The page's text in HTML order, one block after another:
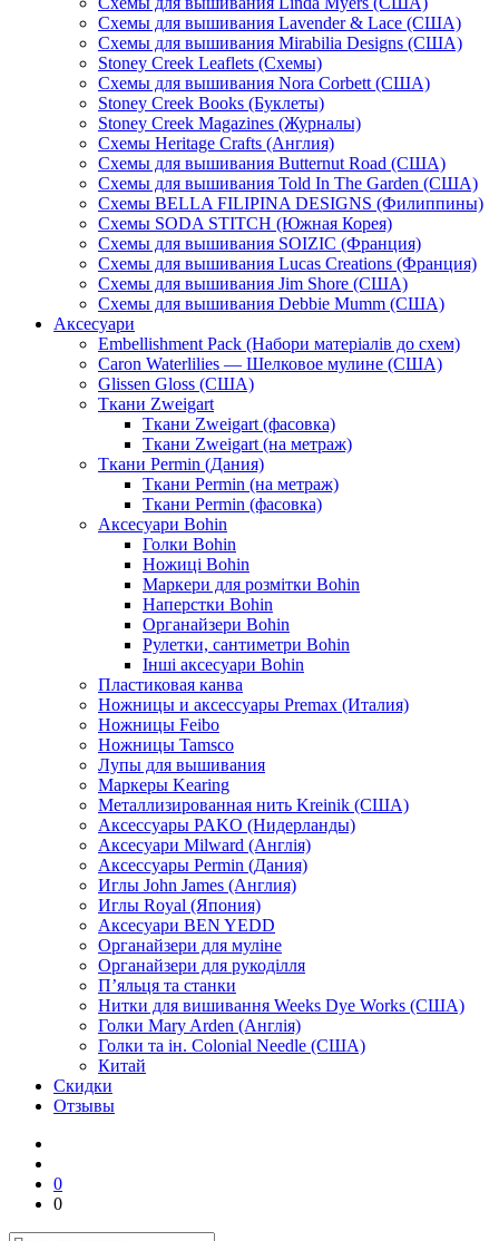
Схемы для вышивания Lavender & Lace (США)
Схемы для вышивания Mirabilia Designs (США)
Stoney Creek Leaflets (Схемы)
Схемы для вышивания Nora Corbett (США)
Stoney Creek Books (Буклеты)
Stoney Creek Magazines (Журналы)
Схемы Heritage Crafts (Англия)
Схемы для вышивания Butternut Road (США)
Схемы для вышивания Told In The Garden (США)
Схемы BELLA FILIPINA DESIGNS (Филиппины)
Схемы SODA STITCH (Южная Корея)
Схемы для вышивания SOIZIC (Франция)
Схемы для вышивания Lucas Creations (Франция)
Схемы для вышивания Jim Shore (США)
Схемы для вышивания Debbie Mumm (США)
Аксесуари
Embellishment Pack (Набори матеріалів до схем)
Caron Waterlilies — Шелковое мулине (США)
Glissen Gloss (США)
Ткани Zweigart
Ткани Zweigart (фасовка)
Ткани Zweigart (на метраж)
Ткани Permin (Дания)
Ткани Permin (на метраж)
Ткани Permin (фасовка)
Аксесуари Bohin
Голки Bohin
Ножиці Bohin
Маркери для розмітки Bohin
Наперстки Bohin
Органайзери Bohin
Рулетки, сантиметри Bohin
Інші аксесуари Bohin
Пластиковая канва
Ножницы и аксессуары Premax (Италия)
Ножницы Feibo
Ножницы Tamsco
Лупы для вышивания
Маркеры Kearing
Металлизированная нить Kreinik (США)
Аксессуары PAKO (Нидерланды)
Аксесуари Milward (Англія)
Аксессуары Permin (Дания)
Иглы John James (Англия)
Иглы Royal (Япония)
Аксесуари BEN YEDD
Органайзери для муліне
Органайзери для рукоділля
П’яльця та станки
Нитки для вишивання Weeks Dye Works (США)
Голки Mary Arden (Англія)
Голки та ін. Colonial Needle (США)
Китай
Скидки
Отзывы
0
0